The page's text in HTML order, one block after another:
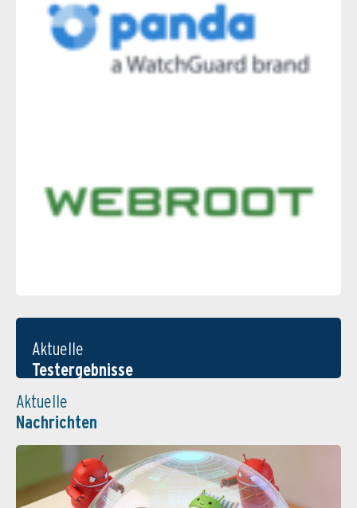
Aktuelle
Testergebnisse
Aktuelle
Nachrichten